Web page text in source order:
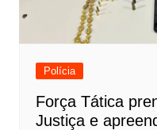
Polícia
Força Tática
Justiça e